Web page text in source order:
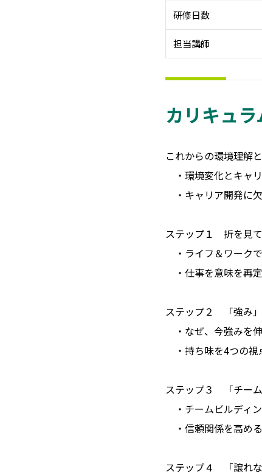
研修日数
担当講師
カリキュラ
これからの環境理解
・環境変化とキャ
・キャリア開発に
ステップ１ 折を見て
・ライフ＆ワーク
・仕事を意味を再
ステップ２ 「強み
・なぜ、今強みを
・持ち味を4つの視
ステップ３ 「チー
・チームビルディ
・信頼関係を高め
ステップ４ 「譲れ